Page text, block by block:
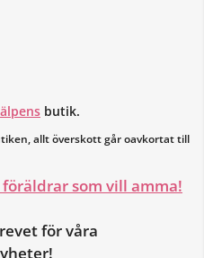
butik.
allt överskott går oavkortat till
som vill amma!
för våra